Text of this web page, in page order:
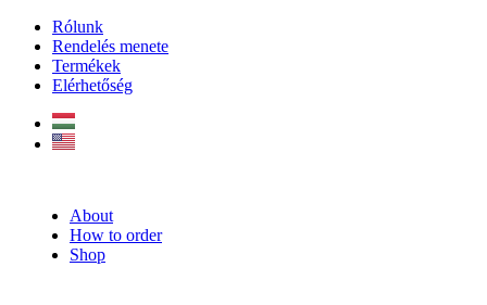
Rólunk
Rendelés menete
Termékek
Elérhetőség
About
How to order
Shop